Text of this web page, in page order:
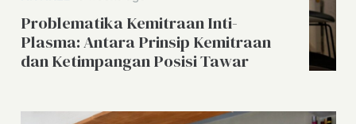
Problematika Kemitraan Inti-
Plasma: Antara Prinsip Kemitraan
dan Ketimpangan Posisi Tawar